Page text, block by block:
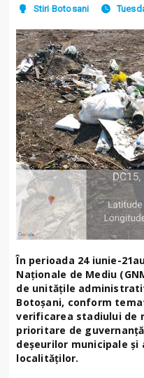
Stiri Botosani
În perioada 24 iunie-
Naționale de Mediu
de unitățile
Botoșani, conform
verificarea stadiului de
prioritare de
deșeurilor municipale
localităților.